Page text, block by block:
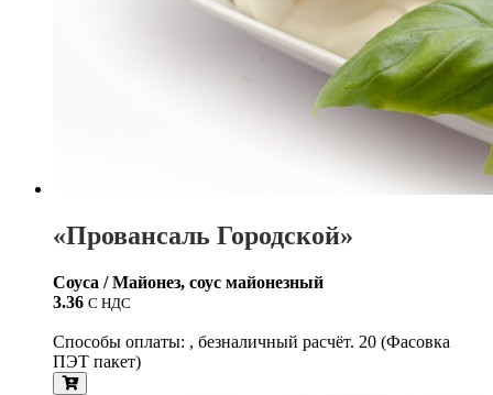
«Провансаль Городской»
Соуса / Майонез, соус майонезный
3.36 С НДС
Способы оплаты: , безналичный расчёт. 20 (Фасовка
ПЭТ пакет)